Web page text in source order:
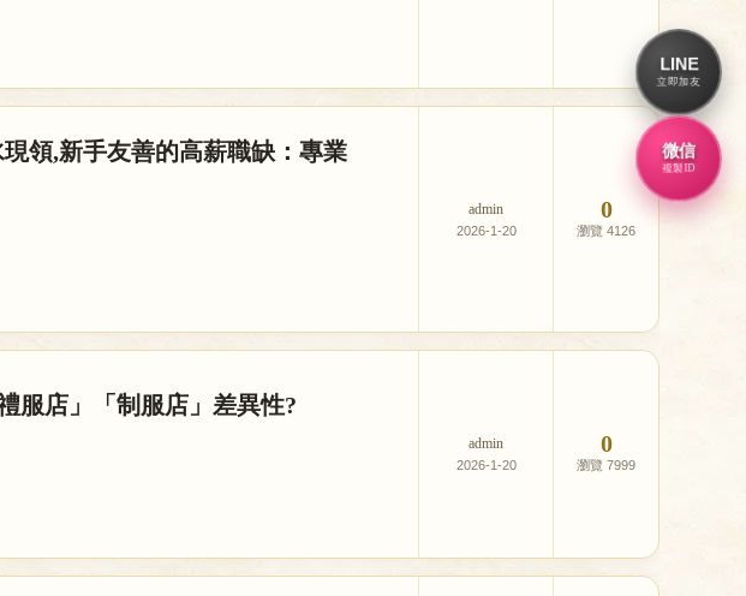
領,新手友善的高薪職缺：專業
admin
2026-1-20
0
4126
服店」「制服店」差異性?
admin
2026-1-20
0
7999
LINE
立即加友
微信
複製ID